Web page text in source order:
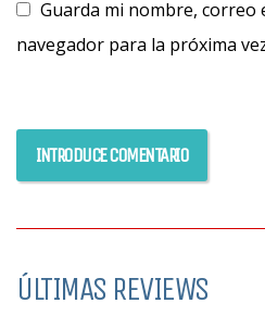
Guarda mi nombre, correo
navegador para la próxima
ÚLTIMAS REVIEWS